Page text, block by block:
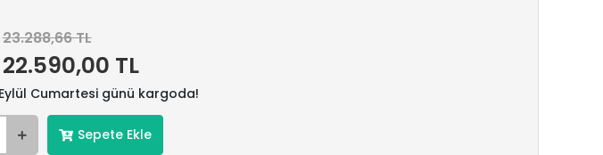
23.288,66 TL
22.590,00 TL
Cumartesi günü kargoda!
Sepete Ekle